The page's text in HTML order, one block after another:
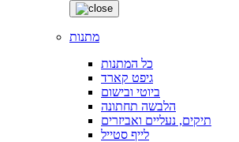
מתנות
כל המתנות
גיפט קארד
ביוטי ובישום
הלבשה תחתונה
תיקים, נעליים ואביזרים
לייף סטייל